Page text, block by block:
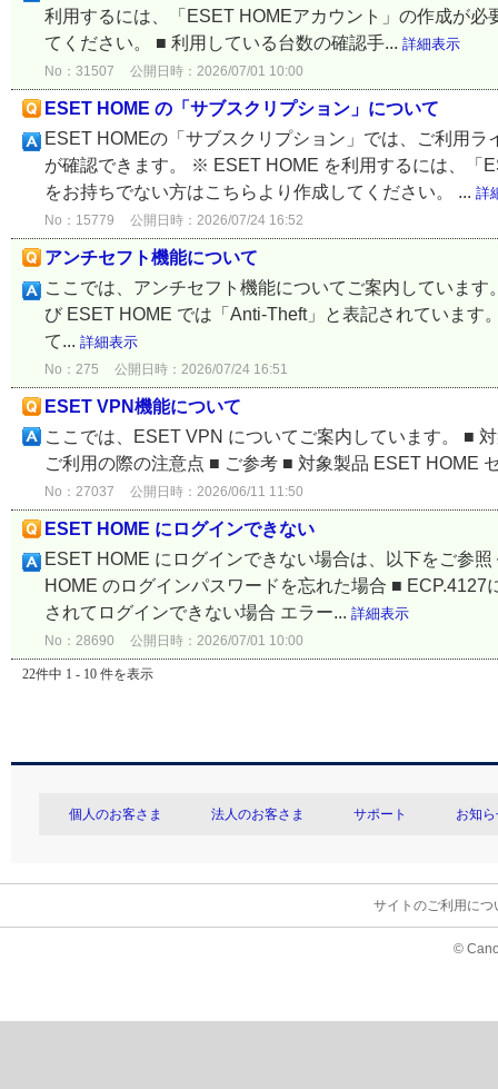
利用するには、「ESET HOMEアカウント」の作成が
てください。 ■ 利用している台数の確認手... 詳細表示
No：31507 公開日時：2026/07/01 10:00
ESET HOME の「サブスクリプション」について
ESET HOMEの「サブスクリプション」では、ご利用
が確認できます。 ※ ESET HOME を利用するには、「
をお持ちでない方はこちらより作成してください。 ... 詳
No：15779 公開日時：2026/07/24 16:52
アンチセフト機能について
ここでは、アンチセフト機能についてご案内していま
び ESET HOME では「Anti-Theft」と表記されていま
て... 詳細表示
No：275 公開日時：2026/07/24 16:51
ESET VPN機能について
ここでは、ESET VPN についてご案内しています。 ■
ご利用の際の注意点 ■ ご参考 ■ 対象製品 ESET HOME
No：27037 公開日時：2026/06/11 11:50
ESET HOME にログインできない
ESET HOME にログインできない場合は、以下をご参
HOME のログインパスワードを忘れた場合 ■
されてログインできない場合 エラー... 詳細表示
No：28690 公開日時：2026/07/01 10:00
22件中 1 - 10 件を表示
個人のお客さま 法人のお客さま サポート お知
サイトのご利用につ
©